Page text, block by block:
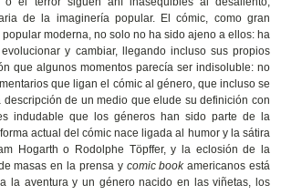
de la imaginería popular. El cómic, como gran
moderna, no solo no ha sido ajeno a ellos: ha
y cambiar, llegando incluso sus propios
que algunos momentos parecía ser indisoluble: no
que ligan el cómic al género, que incluso se
de un medio que elude su definición con
indudable que los géneros han sido parte de la
actual del cómic nace ligada al humor y la sátira
Hogarth o Rodolphe Töpffer, y la eclosión de la
masas en la prensa y comic bookamericanos está
la aventura y un género nacido en las viñetas, los